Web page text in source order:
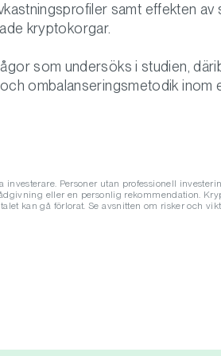
samt effekten av
kryptokorgar.
som undersöks i studien,
ombalanseringsmetodik inom
investerare. Personer utan professionell
eller en personlig rekommendation.
kan gå förlorat. Se avsnitten om risker och